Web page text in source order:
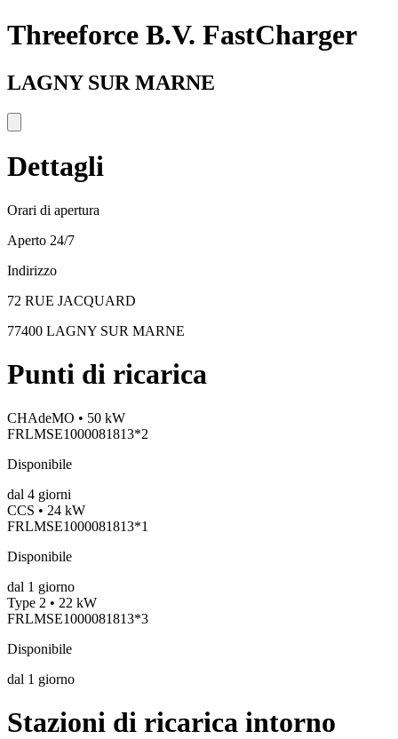
Threeforce B.V. FastCharger
LAGNY SUR MARNE
Dettagli
Orari di apertura
Aperto 24/7
Indirizzo
72 RUE JACQUARD
77400 LAGNY SUR MARNE
Punti di ricarica
CHAdeMO • 50 kW
FRLMSE1000081813*2
Disponibile
dal 4 giorni
CCS • 24 kW
FRLMSE1000081813*1
Disponibile
dal 1 giorno
Type 2 • 22 kW
FRLMSE1000081813*3
Disponibile
dal 1 giorno
Stazioni di ricarica intorno